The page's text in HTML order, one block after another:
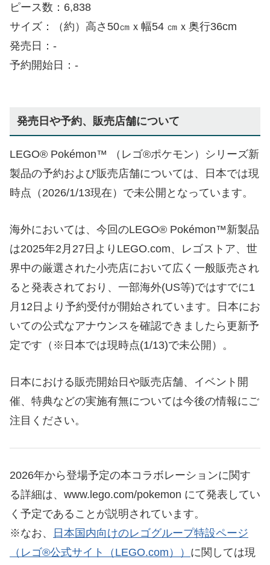
ピース数：6,838
サイズ：（約）高さ50㎝ｘ幅54 ㎝ｘ奥行36cm
発売日：-
予約開始日：-
発売日や予約、販売店舗について
LEGO® Pokémon™ （レゴ®ポケモン）シリーズ新
製品の予約および販売店舗については、日本では現
時点（2026/1/13現在）で未公開となっています。
海外においては、今回のLEGO® Pokémon™新製品
は2025年2月27日よりLEGO.com、レゴストア、世
界中の厳選された小売店において広く一般販売され
ると発表されており、一部海外(US等)ではすでに1
月12日より予約受付が開始されています。日本にお
いての公式なアナウンスを確認できましたら更新予
定です（※日本では現時点(1/13)で未公開）。
日本における販売開始日や販売店舗、イベント開
催、特典などの実施有無については今後の情報にご
注目ください。
2026年から登場予定の本コラボレーションに関す
る詳細は、www.lego.com/pokemon にて発表してい
く予定であることが説明されています。
※なお、
日本国内向けのレゴグループ特設ページ
（レゴ®公式サイト（LEGO.com）） に関しては現